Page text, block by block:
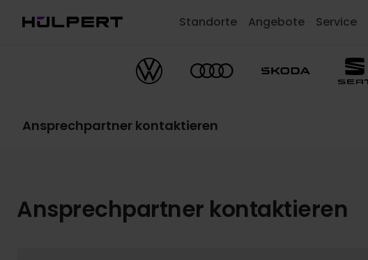
Standorte Angebote Service
Ansprechpartner kontaktieren
Ansprechpartner kontaktieren